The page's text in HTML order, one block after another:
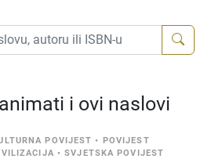
i ovi naslovi
POVIJEST • POVIJEST
•SVJETSKA POVIJEST